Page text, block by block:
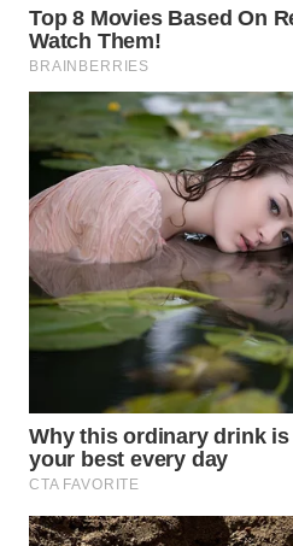
WN
BORNEO
Media
Group
WAHANA
NEWS
WAHANA
TANI
WAHANA
ADVOKAT
WAHANA
INFRASTRUKTUR